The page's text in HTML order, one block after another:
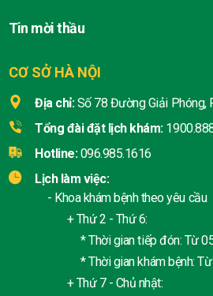
CƠ SỞ HÀ NỘI
Địa chỉ: Số 78 Đường Giải Phóng,
Tổng đài đặt lịch khám:
Hotline: 096.985.1616
Lịch làm việc:
- Khoa khám bệnh theo yêu cầu
+ Thứ 2 - Thứ 6:
* Thời gian tiếp đón: Từ
* Thời gian khám bệnh: Từ
+ Thứ 7 - Chủ nhật:
Tin mời thầu